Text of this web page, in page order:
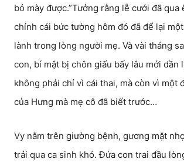
bỏ mày được.”Tưởng rằng lễ cưới đã qua
chính cái bức tường hôm đó đã để lại
lành trong lòng người mẹ. Và vài tháng
con, bí mật bị chôn giấu bấy lâu mới
không phải chỉ vì cái thai, mà còn vì một
của Hưng mà mẹ cô đã biết trước…
Vy nằm trên giường bệnh, gương mặt
trải qua ca sinh khó. Đứa con trai đầu